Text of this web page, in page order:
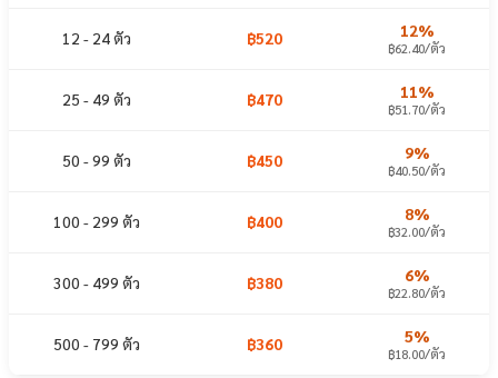
12 - 24 ตัว ฿520 12%
฿62.40/ตัว
25 - 49 ตัว ฿470 11%
฿51.70/ตัว
50 - 99 ตัว ฿450 9%
฿40.50/ตัว
100 - 299 ตัว ฿400 8%
฿32.00/ตัว
300 - 499 ตัว ฿380 6%
฿22.80/ตัว
500 - 799 ตัว ฿360 5%
฿18.00/ตัว